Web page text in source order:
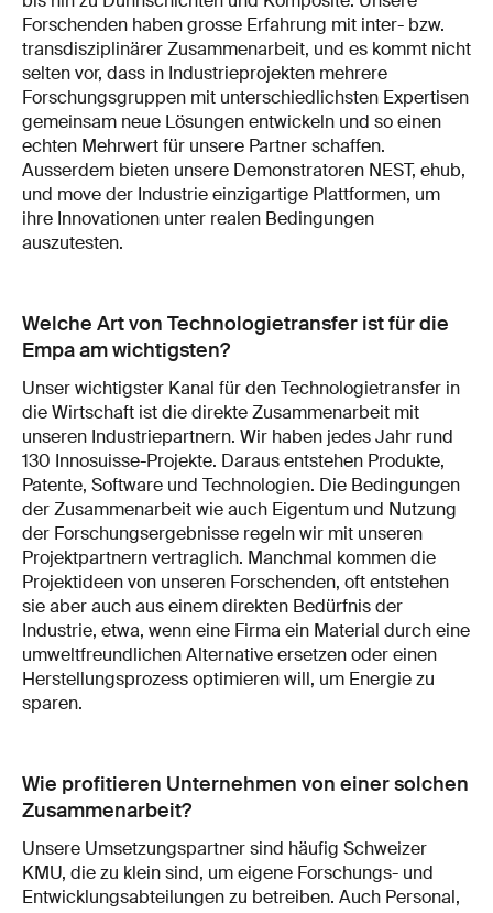
Forschenden haben grosse Erfahrung mit inter- bzw.
transdisziplinärer Zusammenarbeit, und es kommt nicht
selten vor, dass in Industrieprojekten mehrere
Forschungsgruppen mit unterschiedlichsten Expertisen
gemeinsam neue Lösungen entwickeln und so einen
echten Mehrwert für unsere Partner schaffen.
Ausserdem bieten unsere Demonstratoren NEST, ehub,
und move der Industrie einzigartige Plattformen, um
ihre Innovationen unter realen Bedingungen
auszutesten.
Welche Art von Technologietransfer ist für die
Empa am wichtigsten?
Unser wichtigster Kanal für den Technologietransfer in
die Wirtschaft ist die direkte Zusammenarbeit mit
unseren Industriepartnern. Wir haben jedes Jahr rund
130 Innosuisse-Projekte. Daraus entstehen Produkte,
Patente, Software und Technologien. Die Bedingungen
der Zusammenarbeit wie auch Eigentum und Nutzung
der Forschungsergebnisse regeln wir mit unseren
Projektpartnern vertraglich. Manchmal kommen die
Projektideen von unseren Forschenden, oft entstehen
sie aber auch aus einem direkten Bedürfnis der
Industrie, etwa, wenn eine Firma ein Material durch eine
umweltfreundlichen Alternative ersetzen oder einen
Herstellungsprozess optimieren will, um Energie zu
sparen.
Wie profitieren Unternehmen von einer solchen
Zusammenarbeit?
Unsere Umsetzungspartner sind häufig Schweizer
KMU, die zu klein sind, um eigene Forschungs- und
Entwicklungsabteilungen zu betreiben. Auch Personal,